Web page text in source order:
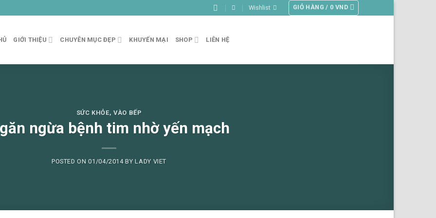
Wishlist GIỎ HÀNG / 0 VND
GIỚI THIỆU CHUYÊN MỤC ĐẸP KHUYẾN MẠI SHOP LIÊN HỆ
SỨC KHỎE, VÀO BẾP
ngừa bệnh tim nhờ yến mạch
POSTED ON01/04/2014BYLADY VIET